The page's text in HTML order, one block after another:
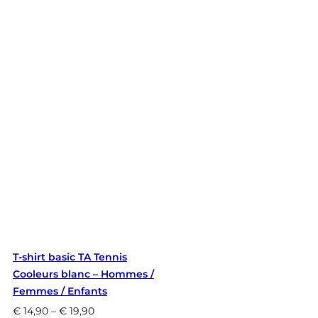
T-shirt basic TA Tennis
Cooleurs blanc – Hommes /
Femmes / Enfants
€ 14,90 – € 19,90